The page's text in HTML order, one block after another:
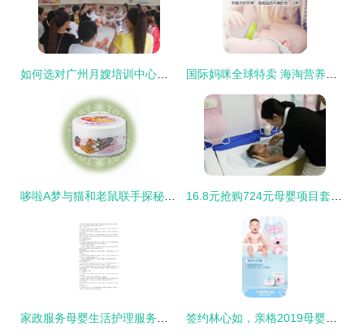
如何选对广州月嫂培训中心？母婴生活护理的选择之道 国际妈咪全球特卖 海淘营养季，尽享纯净与超值
哆啦A梦与猫和老鼠联手探秘 孕婴童商机背后的儿童护肤品火热招商新时代 16.8元抢购724元母婴项目套餐！从化这家生活馆放大招了
家政服务母婴生活护理服务质量规范 签约林心如，亲格2019母婴新品震撼上市 为爱启程，火力全开